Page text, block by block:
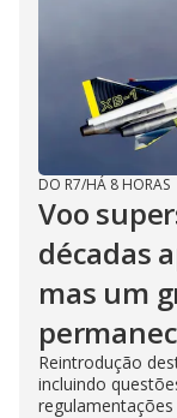
DO R7/HÁ 8 HORAS
Voo
décadas
mas um
Reintrodução
incluindo